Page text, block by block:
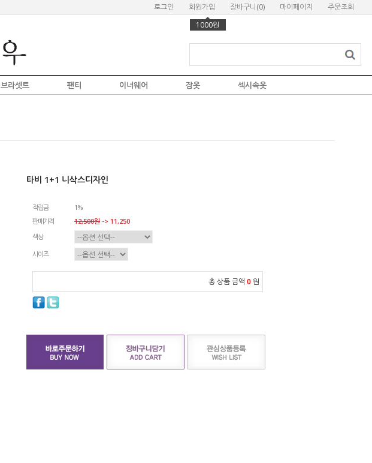
로그인
회원가입
1000원
장바구니(0) 마이페이지 주문조회
브라셋트 팬티 이너웨어 잠옷 섹시속옷
타비 1+1 니삭스디자인
적립금
1%
판매가격
12,500원 -> 11,250
색상
사이즈
총 상품 금액 0 원